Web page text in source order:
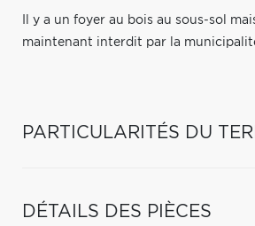
Il y a un foyer au bois au sous-sol
maintenant interdit par la
PARTICULARITÉS DU
DÉTAILS DES PIÈCES